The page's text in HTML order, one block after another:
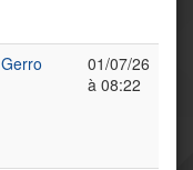
Gerro
01/07/26
à 08:22